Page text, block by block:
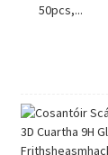
50pcs,...